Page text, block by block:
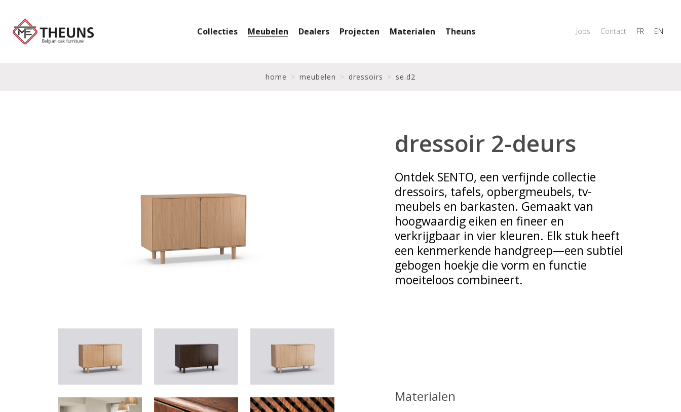
Collecties Meubelen Dealers Projecten Materialen Theuns Jobs Contact FR EN
home meubelen dressoirs se.d2
dressoir 2-deurs
Ontdek SENTO, een verfijnde collectie
dressoirs, tafels, opbergmeubels, tv-
meubels en barkasten. Gemaakt van
hoogwaardig eiken en fineer en
verkrijgbaar in vier kleuren. Elk stuk heeft
een kenmerkende handgreep—een subtiel
gebogen hoekje die vorm en functie
moeiteloos combineert.
Materialen